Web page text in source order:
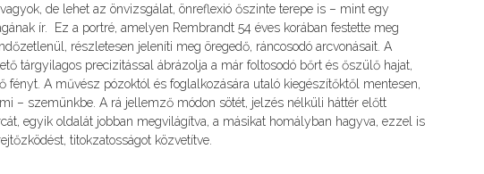
de lehet az önvizsgálat, önreflexió őszinte terepe is – mint egy
ír. Ez a portré, amelyen Rembrandt 54 éves korában festette meg
részletesen jeleníti meg öregedő, ráncosodó arcvonásait. A
tárgyilagos precizitással ábrázolja a már foltosodó bőrt és őszülő hajat,
A művész pózoktól és foglalkozására utaló kiegészítőktől mentesen,
– szemünkbe. A rá jellemző módon sötét, jelzés nélküli háttér előtt
egyik oldalát jobban megvilágítva, a másikat homályban hagyva, ezzel is
titokzatosságot közvetítve.